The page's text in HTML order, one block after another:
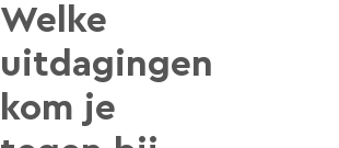
Welke
uitdagingen
kom je